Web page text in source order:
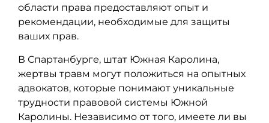
области права предоставляют опыт и
рекомендации, необходимые для защиты
ваших прав.
В Спартанбурге, штат Южная Каролина,
жертвы травм могут положиться на опытных
адвокатов, которые понимают уникальные
трудности правовой системы Южной
Каролины. Независимо от того, имеете ли вы